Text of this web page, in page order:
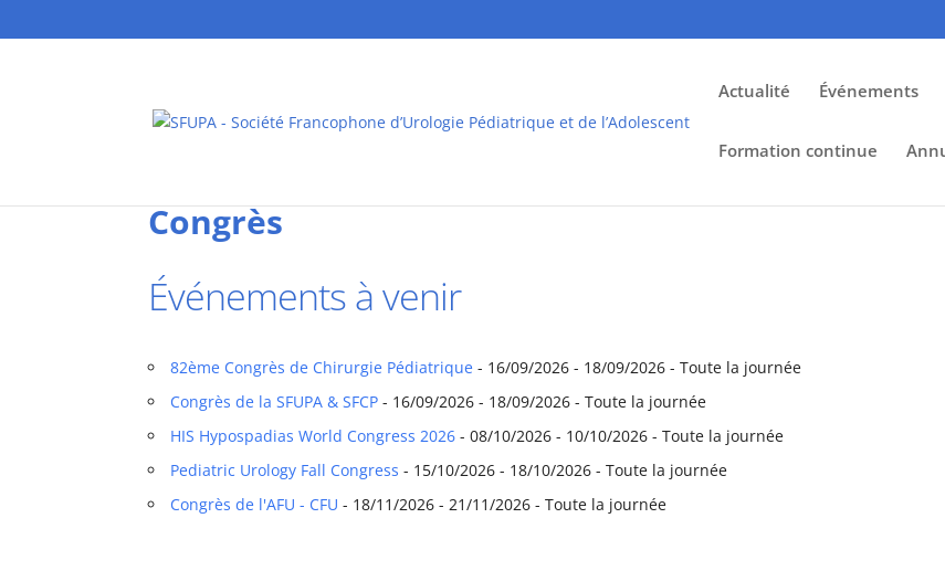
Actualité Événements
Formation continue
Congrès
Événements à venir
82ème Congrès de Chirurgie Pédiatrique - 16/09/2026 - 18/09/2026 - Toute la journée
Congrès de la SFUPA & SFCP - 16/09/2026 - 18/09/2026 - Toute la journée
HIS Hypospadias World Congress 2026 - 08/10/2026 - 10/10/2026 - Toute la journée
Pediatric Urology Fall Congress - 15/10/2026 - 18/10/2026 - Toute la journée
Congrès de l'AFU - CFU - 18/11/2026 - 21/11/2026 - Toute la journée